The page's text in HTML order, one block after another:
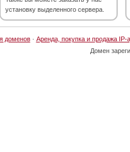
установку выделенного сервера.
доменов· Аренда, покупка и продажа IP-
Домен